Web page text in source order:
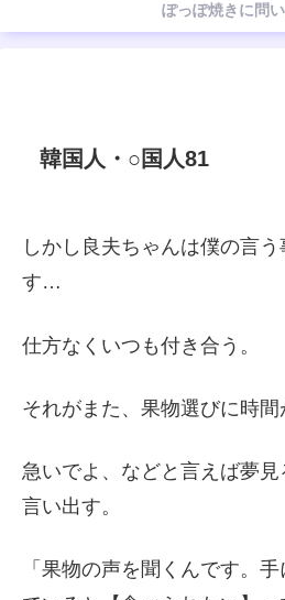
ぽっぽ焼きに問
韓国人・○国人81
しかし良夫ちゃんは僕の言
す…
仕方なくいつも付き合う。
それがまた、果物選びに時
急いでよ、などと言えば夢
言い出す。
「果物の声を聞くんです。